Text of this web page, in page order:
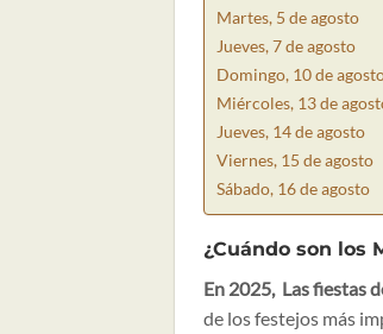
Martes, 5 de agosto
Jueves, 7 de agosto
Domingo, 10 de
Miércoles, 13 de
Jueves, 14 de agosto
Viernes, 15 de agosto
Sábado, 16 de agosto
¿Cuándo son los
En 2025, Las fiestas
de los festejos más